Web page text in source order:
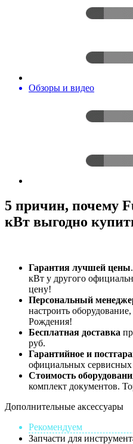
Обзоры и видео
5 причин, почему
кВт выгодно
Гарантия лучшей цены
кВт у другого
цену!
Персональный
настроить
Рождения!
Бесплатная доставка
руб.
Гарантийное и
официальных сервисных
Стоимость
комплект документов.
Дополнительные аксессуары
Рекомендуем
Запчасти для